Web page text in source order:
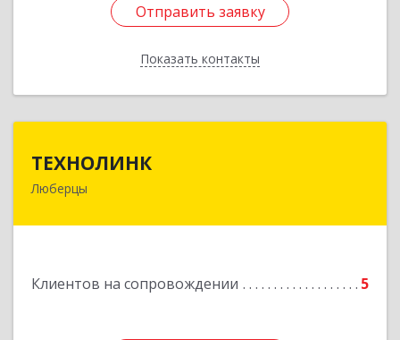
Отправить заявку
Показать контакты
Отправить заявку
Назад
ТЕХНОЛИНК
Люберцы
Клиентов на сопровождении 5
140014, г.Люберцы, Октябрьский просп., д.373